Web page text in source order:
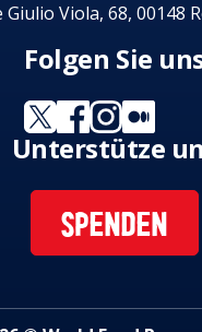
Giulio Viola, 68, 00148
Folgen Sie
Unterstütze
SPENDEN